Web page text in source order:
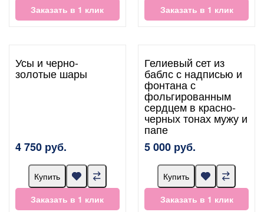
Заказать в 1 клик
Заказать в 1 клик
Усы и черно-
золотые шары
4 750 руб.
Купить
Заказать в 1 клик
Гелиевый сет из
баблс с надписью и
фонтана с
фольгированным
сердцем в красно-
черных тонах мужу и
папе
5 000 руб.
Купить
Заказать в 1 клик